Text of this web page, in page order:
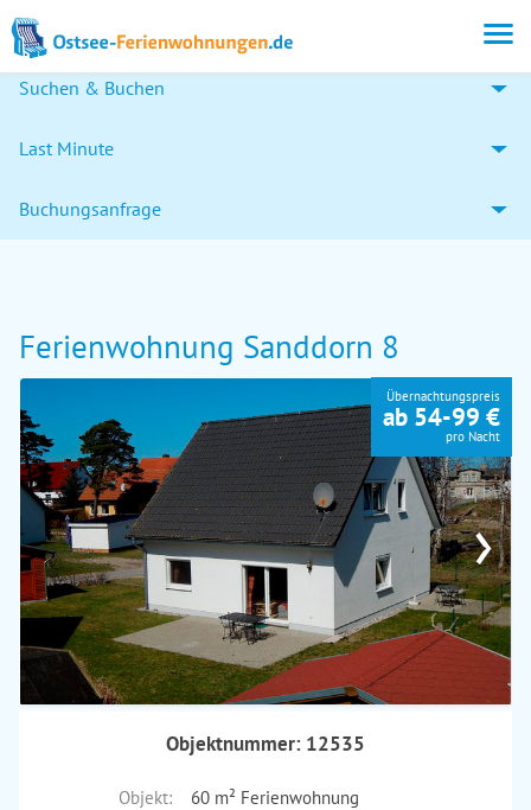
Suchen & Buchen
Last Minute
Buchungsanfrage
Ferienwohnung Sanddorn 8
›
Übernachtungspreis
ab 54-99 €
pro Nacht
Objektnummer: 12535
Objekt:
60 m² Ferienwohnung